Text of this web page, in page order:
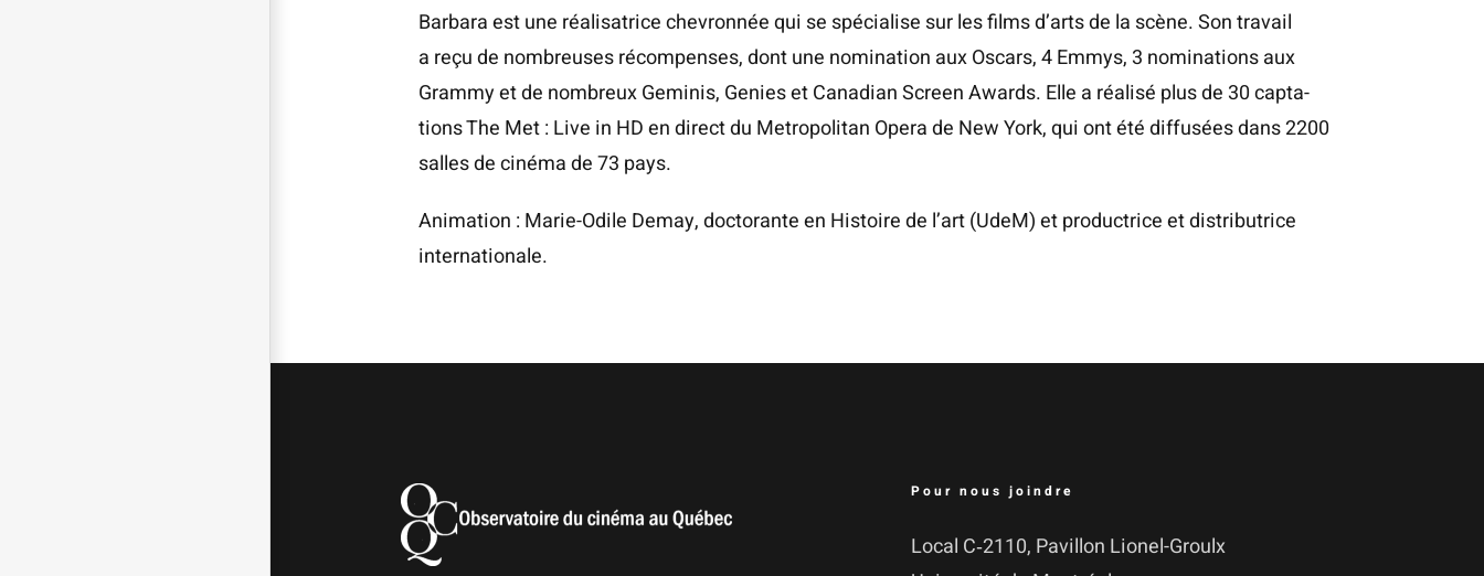
Bar­ba­ra est une réa­li­sa­trice che­vron­née qui se spé­cia­lise sur les films d’arts de la scène. Son tra­vail
a reçu de nom­breuses récom­penses, dont une nomi­na­tion aux Oscars, 4 Emmys, 3 nomi­na­tions aux
Gram­my et de nom­breux Gemi­nis, Genies et Cana­dian Screen Awards. Elle a réa­li­sé plus de 30 cap­ta­
tions The Met : Live in HD en direct du Metro­po­li­tan Ope­ra de New York, qui ont été dif­fu­sées dans 2200
salles de ciné­ma de 73 pays.
Ani­ma­tion : Marie-Odile Demay, doc­to­rante en His­toire de l’art (UdeM) et pro­duc­trice et dis­tri­bu­trice
internationale.
Pour nous joindre
Local C‑2110, Pavillon Lionel-Groulx